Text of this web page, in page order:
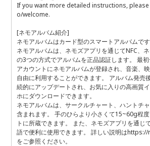
If you want more detailed instructions,
o/welcome.
[ネモアルバム紹介]
ネモアルバムはカード型のスマートアルバムです
ネモアルバムは、ネモズアプリを通じてNFC、
の3つの方式でアルバムを正品認証します。 最初
アカウントにネモアルバムが登録され、音楽、
自由に利用することができます。 アルバム発売
続的にアップデートされ、お気に入りの高画質
ホにダウンロードできます。
ネモアルバムは、サークルチャート、ハントチ
含まれます。 手のひらより小さくて15~60g程
トに所蔵できます。 また、ネモズアプリを通じ
語で便利に使用できます。 詳しい説明は
をご参照ください。